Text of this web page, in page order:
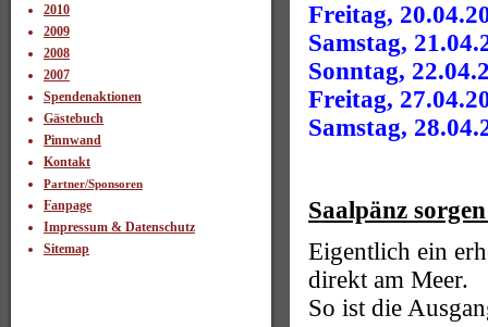
2010
2009
2008
2007
Spendenaktionen
Gästebuch
Pinnwand
Kontakt
Partner/Sponsoren
Fanpage
Impressum & Datenschutz
Sitemap
Freitag,
Samstag,
Sonntag,
Freitag,
Samstag,
Saalpänz
Eigentlich ein
direkt am Meer.
So ist die